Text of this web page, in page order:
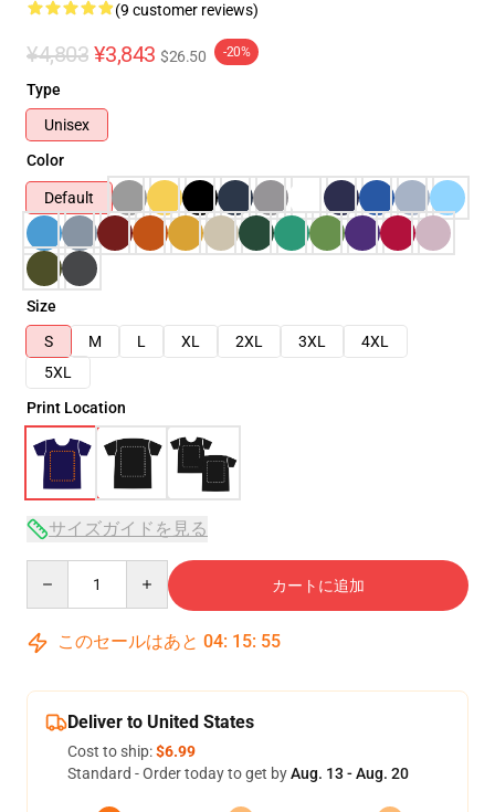
(9 customer reviews)
¥4,803 ¥3,843 $26.50 -20%
Type
Unisex
Color
Default
Size
S
M L XL 2XL 3XL
4XL
5XL
Print Location
サイズガイドを見る
カートに追加
このセールはあと 04: 15: 54
Deliver to United States
Cost to ship:$6.99
Standard - Order today to get byAug. 13 - Aug. 20